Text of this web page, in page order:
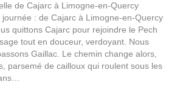
de Cajarc à Limogne-en-Quercy
: de Cajarc à Limogne-en-Quercy
quittons Cajarc pour rejoindre le Pech
tout en douceur, verdoyant. Nous
Gaillac. Le chemin change alors,
parsemé de cailloux qui roulent sous les